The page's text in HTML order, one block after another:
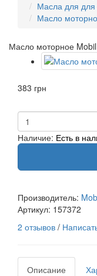
Масла для для
Масло
Масло моторное
383 грн
Наличие: Есть в
Производитель:
Артикул: 157372
2 отзывов /
Описание